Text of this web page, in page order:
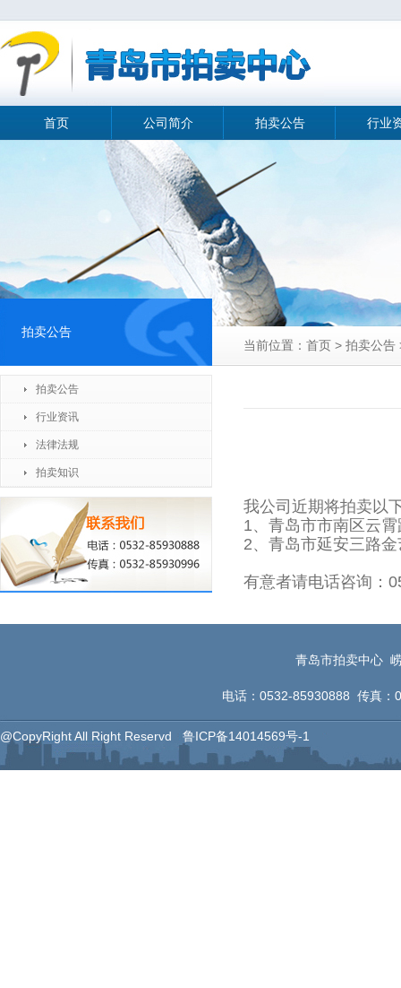
首页 公司简介 拍卖公告 行业
拍卖公告
拍卖公告
行业资讯
法律法规
拍卖知识
当前位置：首页 > 拍卖公
我公司近期将拍卖以
1、青岛市市南区云
2、青岛市延安三路
有意者请电话咨询：
青岛市拍卖中心
电话：0532-85930888 传真：
@CopyRight All Right Reservd 鲁ICP备14014569号-1